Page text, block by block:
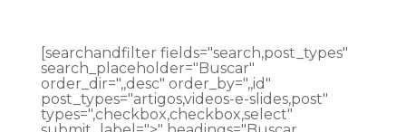
[searchandfilter fields="search,post_types"
search_placeholder="Buscar"
order_dir=",,desc" order_by=",,id"
post_types="artigos,videos-e-slides,post"
types=",checkbox,checkbox,select"